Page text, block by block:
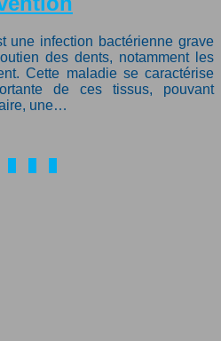
une infection bactérienne grave
des dents, notamment les
Cette maladie se caractérise
de ces tissus, pouvant
une…